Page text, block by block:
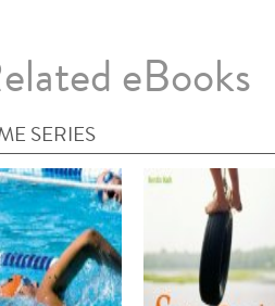
eBooks
SERIES